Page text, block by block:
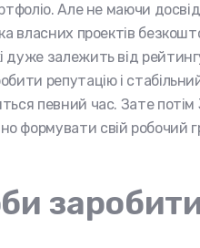
Але не маючи
власних проектів
залежить від рейтингу
репутацію і стабільний
певний час. Зате потім
свій робочий